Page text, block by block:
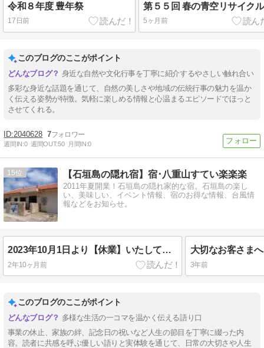
令和８年度 豊年祭
17日前
第５５回 春の青空リサイク
5ヶ月前
このブログのここがポイント
身近な自然や文化行事を丁寧に紹介するやさしい触れ合い
多彩な身近な話題を通じて、自然の美しさや地域の伝統行事の魅力を温か
く伝える姿勢が特徴。気軽に楽しめる情報と心温まるエピソードでほっと
させてくれる。
2040628 7
週間IN:0 週間OUT:50 月間IN:0
15 【石垣島の隠れ宿】宿･八重山すてい楽楽楽
2011年夏開業！石垣島の隠れ家的な宿。石垣島の楽し
い、美味しい、イベント情報、宿のお得な情報、台風情
報などをお知らせ。
2023年10月1日より【休業】いたしております
2年10ヶ月前 3年前
このブログのここがポイント
多様な生活の一コマを温かく伝える語り口
事業の休止、家族の絆、記念日の祝いなど人生の節目を丁寧に綴った内
容。読者に共感を呼ぶ優しい語りと実体験を通じて、日常の大切さや人生